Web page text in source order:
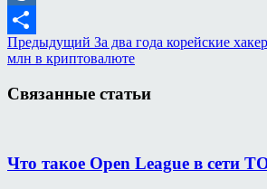
Mail.Ru
Отправить
Предыдущий За два года корейские
млн в криптовалюте
Связанные статьи
Что такое Open League в сети